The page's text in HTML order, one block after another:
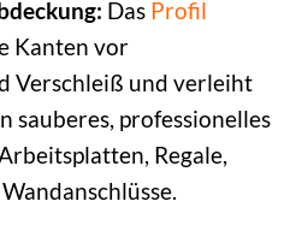
Das Profil
Kanten vor
Verschleiß und verleiht
sauberes, professionelles
Regale,